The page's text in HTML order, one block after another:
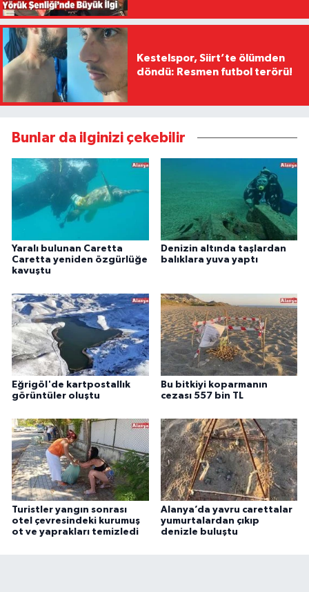
Kestelspor, Siirt’te ölümden
döndü: Resmen futbol terörü!
Bunlar da ilginizi çekebilir
Yaralı bulunan Caretta
Caretta yeniden özgürlüğe
kavuştu
Denizin altında taşlardan
balıklara yuva yaptı
Eğrigöl'de kartpostallık
görüntüler oluştu
Bu bitkiyi koparmanın
cezası 557 bin TL
Turistler yangın sonrası
otel çevresindeki kurumuş
ot ve yaprakları temizledi
Alanya’da yavru carettalar
yumurtalardan çıkıp
denizle buluştu